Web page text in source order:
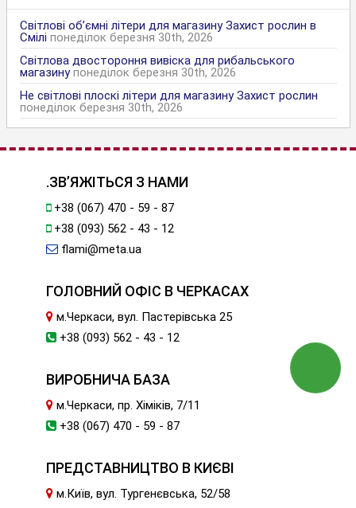
Світлові об’ємні літери для магазину Захист рослин в
Смілі понеділок березня 30th, 2026
Світлова двостороння вивіска для рибальського
магазину понеділок березня 30th, 2026
Не світлові плоскі літери для магазину Захист рослин
понеділок березня 30th, 2026
.ЗВ’ЯЖІТЬСЯ З НАМИ
+38 (067) 470 - 59 - 87
+38 (093) 562 - 43 - 12
flami@meta.ua
ГОЛОВНИЙ ОФІС В ЧЕРКАСАХ
м.Черкаси, вул. Пастерівська 25
+38 (093) 562 - 43 - 12
ВИРОБНИЧА БАЗА
м.Черкаси, пр. Хіміків, 7/11
+38 (067) 470 - 59 - 87
ПРЕДСТАВНИЦТВО В КИЄВІ
м.Київ, вул. Тургенєвська, 52/58